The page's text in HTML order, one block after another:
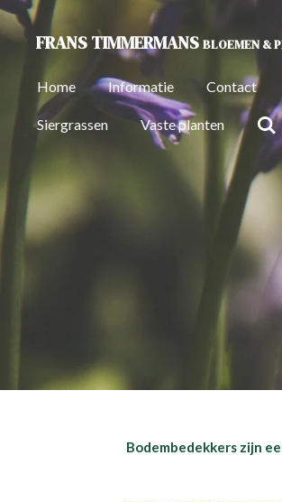
Ga
direct
hoofdinhoud
FRANSTIMMERMANS BLOEMEN &
Home Informatie Contact
Siergrassen Vaste planten
Bodembedekkers zijn